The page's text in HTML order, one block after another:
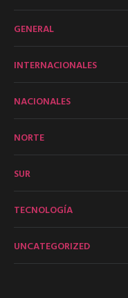
GENERAL
INTERNACIONALES
NACIONALES
NORTE
SUR
TECNOLOGÍA
UNCATEGORIZED